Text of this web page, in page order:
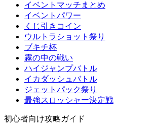
イベントマッチまとめ
イベントパワー
くじ引きコイン
ウルトラショット祭り
ブキチ杯
霧の中の戦い
ハイジャンプバトル
イカダッシュバトル
ジェットパック祭り
最強スロッシャー決定戦
初心者向け攻略ガイド